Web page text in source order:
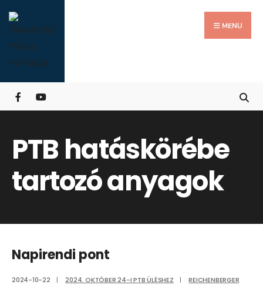
Skip
to
content
MENU
PTB hatáskörébe
tartozó anyagok
Napirendi pont
2024-10-22 | 2024. OKTÓBER 24-I PTB ÜLÉSHEZ |
REICHENBERGER
for:
Close